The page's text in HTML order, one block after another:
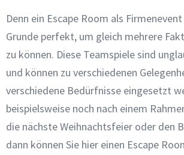
Denn ein Escape Room als
Grunde perfekt, um gleich mehrere
zu können. Diese Teamspiele sind
und können zu verschiedenen
verschiedene Bedürfnisse eingesetzt
beispielsweise noch nach einem
die nächste Weihnachtsfeier oder den
dann können Sie hier einen Escape